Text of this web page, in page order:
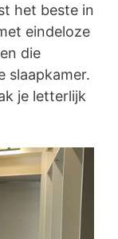
het beste in
eindeloze
die
slaapkamer.
je letterlijk